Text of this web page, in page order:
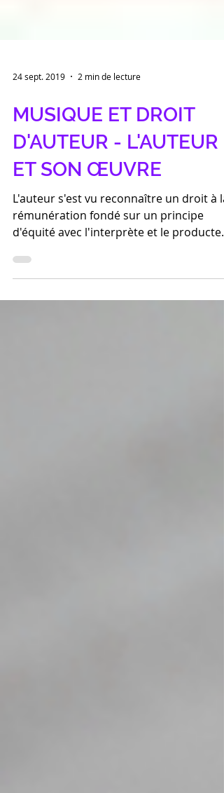
24 sept. 2019 2 min de lecture
MUSIQUE ET DROIT
D'AUTEUR - L'AUTEUR
ET SON ŒUVRE
L'auteur s'est vu reconnaître un droit à la
d'équité avec l'interprète et le
phonographique.